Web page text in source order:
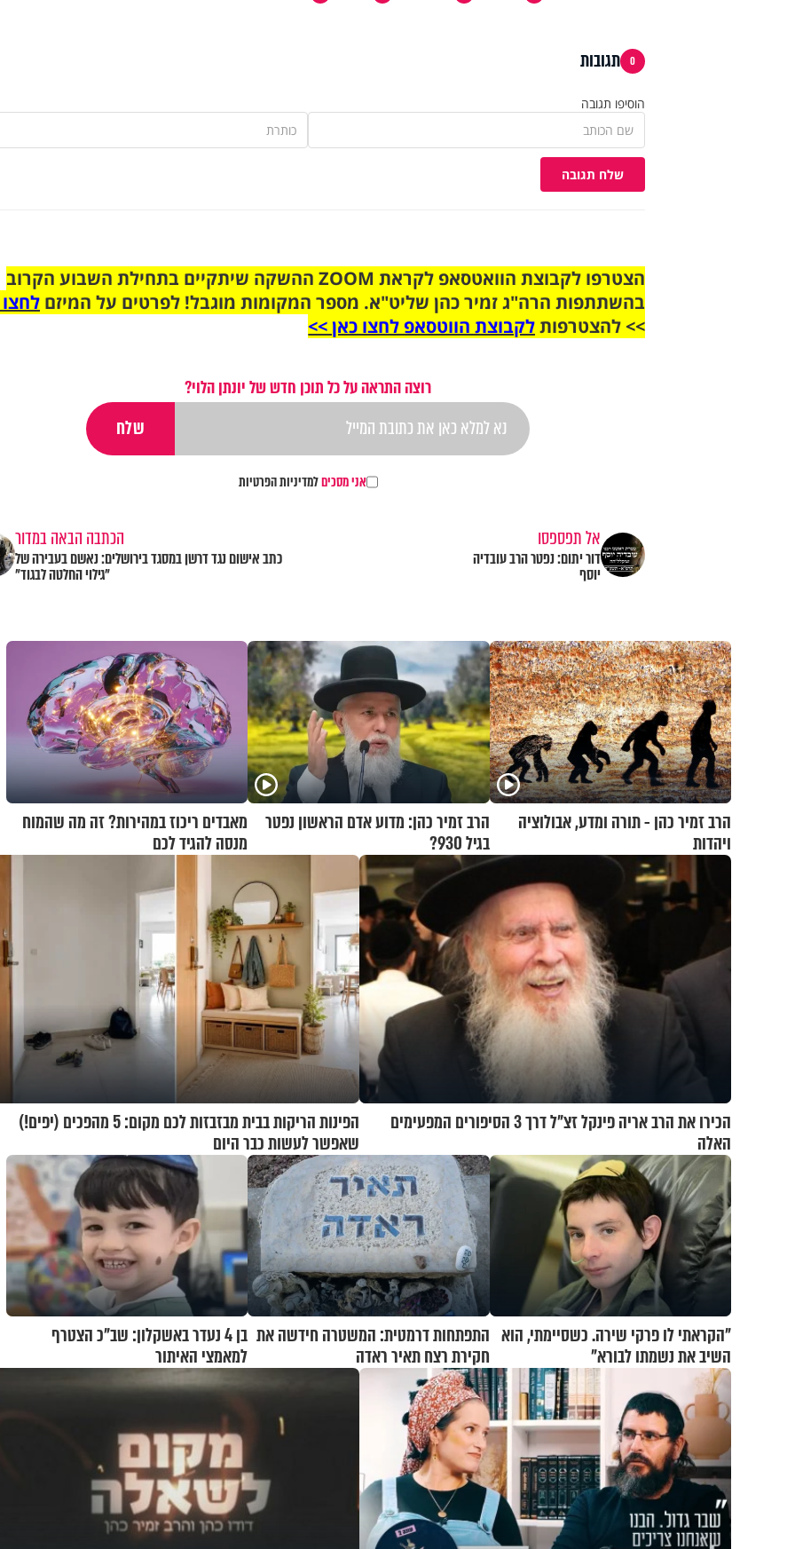
0 תגובות
הוסיפו תגובה
שלח תגובה
הצטרפו לקבוצת הוואטסאפ לקראת ZOOM ההשקה שיתקיים בתחילת השבוע הקרוב
בהשתתפות הרה"ג זמיר כהן שליט"א. מספר המקומות מוגבל! לפרטים על המיזם
>> להצטרפותלקבוצת הווטסאפ לחצו כאן >>
רוצה התראה על כל תוכן חדש של יונתן הלוי?
אני מסכיםלמדיניות הפרטיות
אל תפספסו
דור יתום: נפטר הרב עובדיה
יוסף
הכתבה הבאה במדור
כתב אישום נגד דרשן במסגד בירושלים: נאשם בעבירה של
"גילוי החלטה לבגוד"
הרב זמיר כהן - תורה ומדע, אבולוציה
ויהדות
הרב זמיר כהן: מדוע אדם הראשון נפטר
בגיל 930?
מאבדים ריכוז במהירות? זה מה שהמוח
מנסה להגיד לכם
הכירו את הרב אריה פינקל זצ"ל דרך 3 הסיפורים המפעימים
האלה
הפינות הריקות בבית מבזבזות לכם מקום: 5 מהפכים (יפים!)
שאפשר לעשות כבר היום
"הקראתי לו פרקי שירה. כשסיימתי, הוא
השיב את נשמתו לבורא"
התפתחות דרמטית: המשטרה חידשה את
חקירת רצח תאיר ראדה
בן 4 נעדר באשקלון: שב"כ הצטרף
למאמצי האיתור